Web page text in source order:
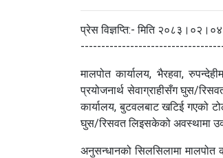
प्रेस विज्ञप्ति:- मिति
मालपोत कार्यालय, भैरहवा,
प्रयोजनार्थ सेवाग्राहीसँग घुस/
कार्यालय, बुटवलबाट खटिई गएको
घुस/रिसवत लिइसकेको अवस्थामा
अनुसन्धानको सिलसिलामा मालपोत